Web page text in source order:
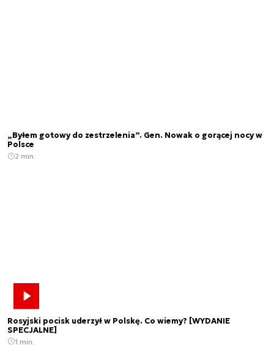
„Byłem gotowy do zestrzelenia”. Gen. Nowak o gorącej nocy w
Polsce
2 min.
Rosyjski pocisk uderzył w Polskę. Co wiemy? [WYDANIE
SPECJALNE]
1 min.